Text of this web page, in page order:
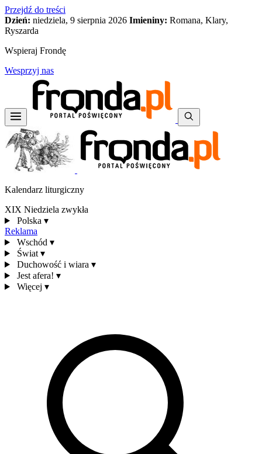
Przejdź do treści
Dzień: niedziela, 9 sierpnia 2026 Imieniny: Romana, Klary,
Ryszarda
Wspieraj Frondę
Wesprzyj nas
Kalendarz liturgiczny
XIX Niedziela zwykła
Polska ▾
Reklama
Wschód ▾
Świat ▾
Duchowość i wiara ▾
Jest afera! ▾
Więcej ▾